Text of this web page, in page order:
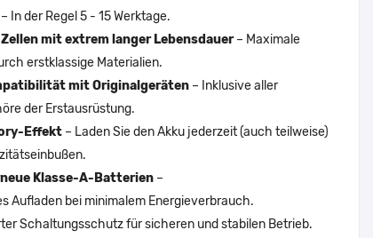
– In der Regel 5 - 15 Werktage.
mit extrem langer Lebensdauer– Maximale
erstklassige Materialien.
mit Originalgeräten – Inklusive aller
der Erstausrüstung.
Effekt – Laden Sie den Akku jederzeit (auch teilweise)
Klasse-A-Batterien –
Aufladen bei minimalem Energieverbrauch.
Schaltungsschutz für sicheren und stabilen Betrieb.